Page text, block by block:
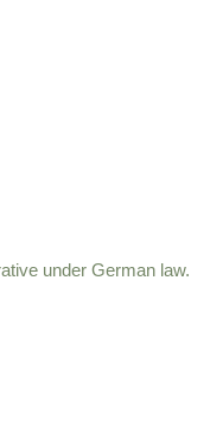
under German law.